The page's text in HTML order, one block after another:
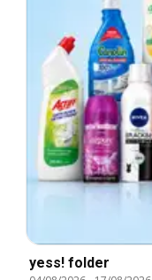
yess! folder